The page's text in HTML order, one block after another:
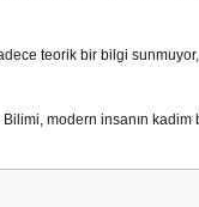
teorik bir bilgi
modern insanın kadim